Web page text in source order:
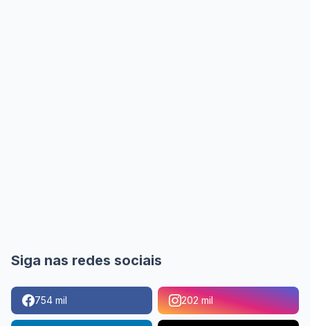
Siga nas redes sociais
754 mil 202 mil